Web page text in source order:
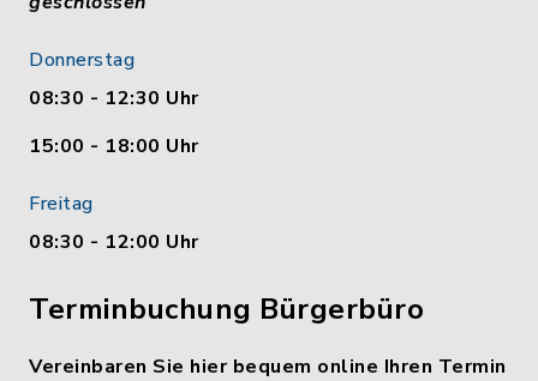
Donnerstag
08:30 - 12:30 Uhr
15:00 - 18:00 Uhr
Freitag
08:30 - 12:00 Uhr
Terminbuchung Bürgerbüro
Vereinbaren Sie hier bequem online Ihren Termin